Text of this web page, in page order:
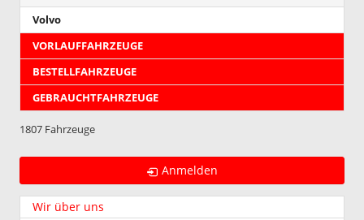
Volvo
VORLAUFFAHRZEUGE
BESTELLFAHRZEUGE
GEBRAUCHTFAHRZEUGE
1807 Fahrzeuge
Anmelden
Wir über uns